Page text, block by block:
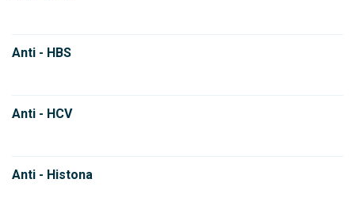
Anti - HBS
Anti - HCV
Anti - Histona